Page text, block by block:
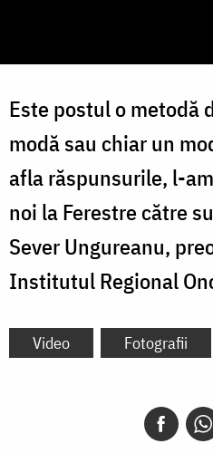
Este postul o metodă
modă sau chiar un
afla răspunsurile, l-
noi la Ferestre către
Sever Ungureanu,
Institutul Regional
Video Fotografii